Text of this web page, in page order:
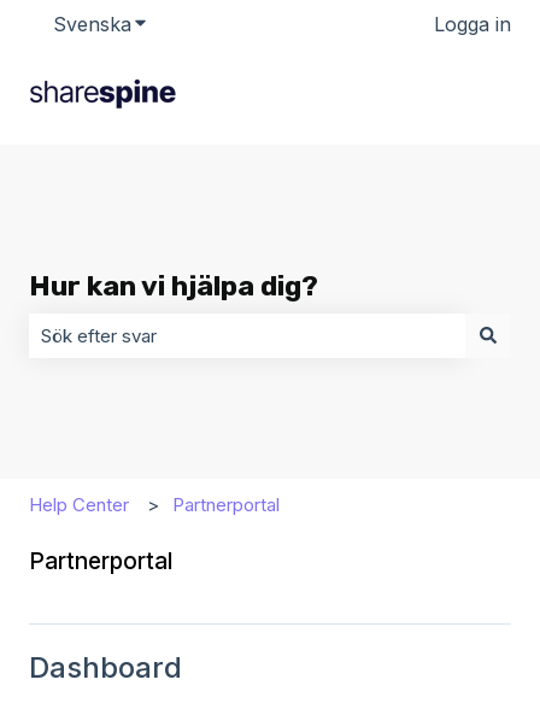
Svenska Visa undermenyer för översättningarLogga in
Hur kan vi hjälpa dig?
Help Center Partnerportal
Partnerportal
Dashboard